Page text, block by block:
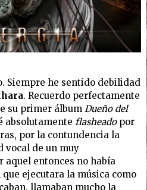
Siempre he sentido debilidad
. Recuerdo perfectamente
su primer álbum Dueño del
absolutamente flasheadopor
por la contundencia la
vocal de un muy
aquel entonces no había
ejecutara la música como
llamaban mucho la